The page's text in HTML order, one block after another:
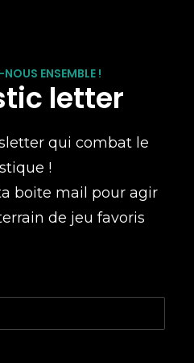
ENSEMBLE !
letter
qui combat le
!
boite mail pour agir
de jeu favoris